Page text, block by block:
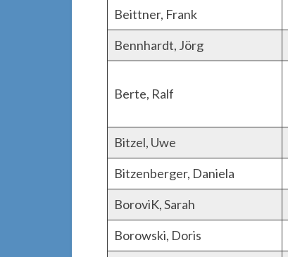
Beittner, Frank
Bennhardt, Jörg
Berte, Ralf
Bitzel, Uwe
Bitzenberger, Daniela
BoroviK, Sarah
Borowski, Doris